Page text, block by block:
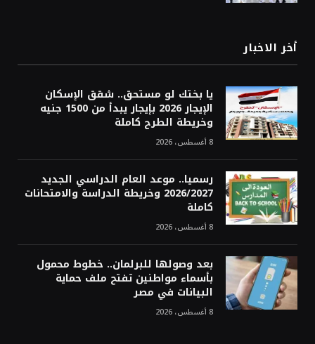
أخر الاخبار
يا بختك لو مستحق.. شقق الإسكان
الإيجار 2026 بإيجار يبدأ من 1500 جنيه
وخريطة الطرح كاملة
8 أغسطس، 2026
رسميا.. موعد العام الدراسي الجديد
2026/2027 وخريطة الدراسة والامتحانات
كاملة
8 أغسطس، 2026
بعد وصولها للبرلمان.. خطوط محمول
بأسماء مواطنين تفتح ملف حماية
البيانات في مصر
8 أغسطس، 2026